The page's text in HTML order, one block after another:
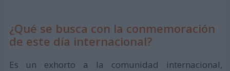
¿Qué se busca con la conmemoración
de este día internacional?
Es un exhorto a la comunidad internacional,